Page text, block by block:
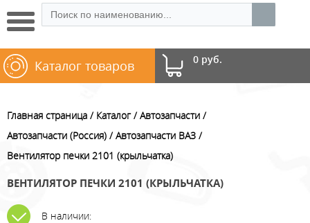
0 руб.
Каталог товаров
Главная страница Каталог
Автозапчасти
Автозапчасти (Россия)
Автозапчасти ВАЗ
Вентилятор печки 2101 (крыльчатка)
ВЕНТИЛЯТОР ПЕЧКИ 2101 (КРЫЛЬЧАТКА)
В наличии: